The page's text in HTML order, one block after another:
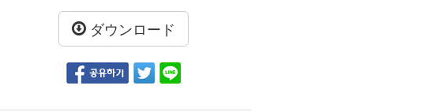
ダウンロード